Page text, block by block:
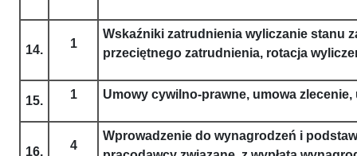
14. 1
Wskaźniki zatrudnienia wyliczanie stanu
przeciętnego zatrudnienia, rotacja
15. 1 Umowy cywilno-prawne, umowa zlecenie,
16. 4
Wprowadzenie do wynagrodzeń i